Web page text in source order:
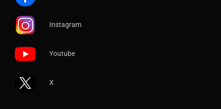
Instagram
Youtube
X